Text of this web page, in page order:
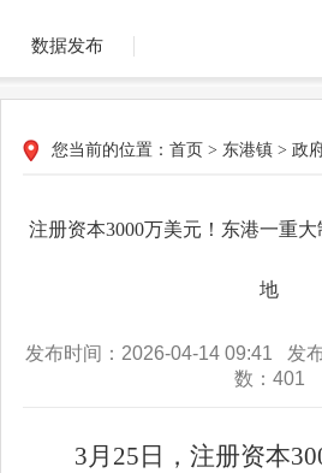
数据发布
您当前的位置： 首页 > 东港镇 > 政
注册资本3000万美元！东港一重
地
发布时间：2026-04-14 09:41 发
数： 401
3月 25 日，注册资本